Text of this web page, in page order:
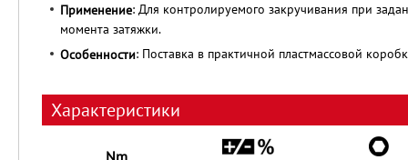
Применение: Для контролируемого закручивания при
момента затяжки.
Особенности: Поставка в практичной пластмассовой
Характеристики
Nm